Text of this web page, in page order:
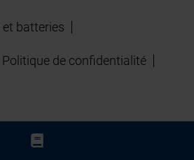
batteries
Politique de confidentialité